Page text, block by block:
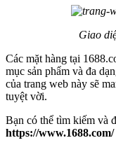
Giao
Các mặt hàng tại
mục sản phẩm và đa
của trang web này sẽ
tuyệt vời.
Bạn có thể tìm kiếm và
https://www.1688.com/